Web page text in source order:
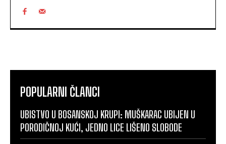
POPULARNI ČLANCI
UBISTVO U BOSANSKOJ KRUPI: MUŠKARAC UBIJEN U
PORODIČNOJ KUĆI, JEDNO LICE LIŠENO SLOBODE